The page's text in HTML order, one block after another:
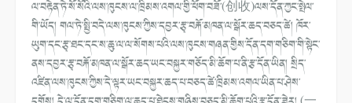
ལ་བརྟེན་ཏེ་སོ་སོའི་ལས་ཁུངས་ལ་ཁྲིམས་འགལ་གྱི་ཕོག་བཟོ་(创收)ལས་དོན་ཀྱང་སྤེལ་
གི་ཡོད། གལ་ཏེ་སྤྱི་བདེ་ལས་ཁུངས་ཀྱིས་དབྱར་རྩྭ་བརྐོ་མཁན་ལ་སྒོར་ཆད་བཅད་ཚེ། ཁོར་
ཡུག་དང་རྩྭ་ཐང་དང་ས་ཆུ་ལ་ལ་སོགས་པའི་ལས་ཁུངས་གཞན་གྱིས་དོན་དག་གཅིག་གི་སྟེང་
ནས་དབྱར་རྩྭ་བརྐོ་མཁན་ལ་སྒོར་ཆད་ཡང་བསྐྱར་གཅོད་མི་ཆོག་པ་ནི་རྩ་དོན་ཡིན། སྲིད་
འཛིན་ལས་ཁུངས་ཀྱིས་དེ་ལྟར་ཡང་བསྐྱར་ཆད་པ་བཅད་ཚེ་ཁྲིམས་འགལ་ཡིན་པ་ཤེས་